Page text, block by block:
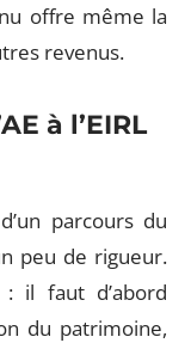
offre même la
revenus.
à l’EIRL
parcours du
peu de rigueur.
il faut d’abord
du patrimoine,